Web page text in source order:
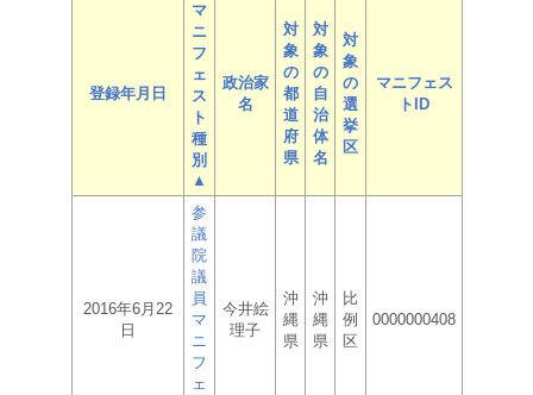
登録年月日
マ
ニ
フ
ェ
ス
ト
種
別
▲
政治家
名
対
象
の
都
道
府
県
対
象
の
自
治
体
名
対
象
の
選
挙
区
マニフェス
トID
2016年6月22
日
参
議
院
議
員
マ
ニ
フ
ェ
今井絵
理子
沖
縄
県
沖
縄
県
比
例
区
0000000408